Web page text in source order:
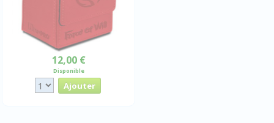
12,00 €
Disponible